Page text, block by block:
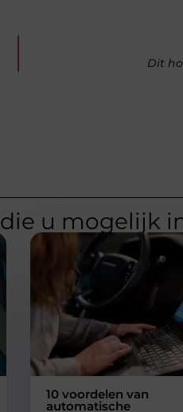
Dit
die u mogelijk
10 voordelen van
automatische